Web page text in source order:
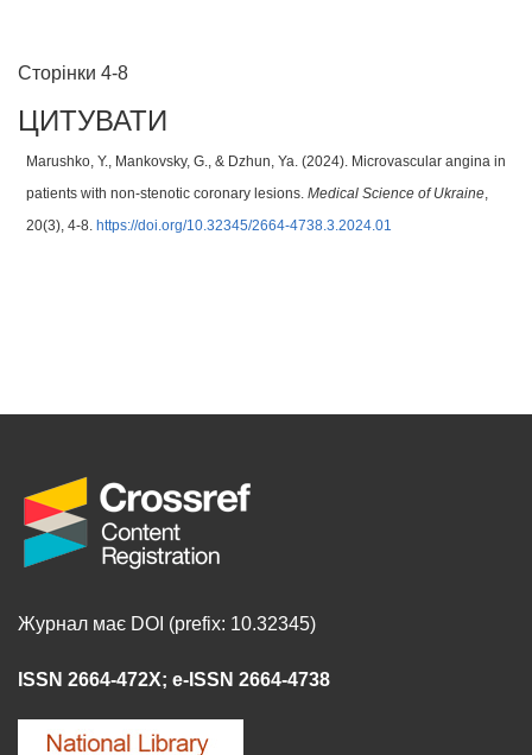
Сторінки 4-8
ЦИТУВАТИ
Marushko, Y., Mankovsky, G., & Dzhun, Ya. (2024). Microvascular angina in
patients with non-stenotic coronary lesions. Medical Science of Ukraine,
20(3), 4-8. https://doi.org/10.32345/2664-4738.3.2024.01
Журнал має DOI (prefix: 10.32345)
ISSN 2664-472X; e-ISSN 2664-4738